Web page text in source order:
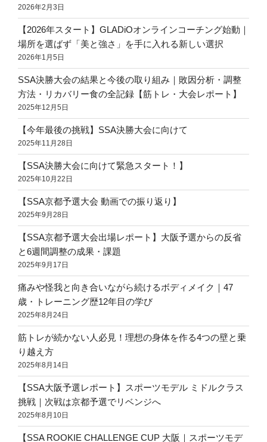
2026年2月3日
【2026年スタート】GLADiOオンラインコーチング始動｜
場所を選ばず「美と強さ」を手に入れる新しい選択
2026年1月5日
SSA決勝大会の結果と今後の取り組み｜敗因分析・調整
方法・リカバリー食の全記録【筋トレ・大会レポート】
2025年12月5日
【今年最後の挑戦】SSA決勝大会に向けて
2025年11月28日
【SSA決勝大会に向けて緊急スタート！】
2025年10月22日
【SSA京都予選大会 動画での振り返り】
2025年9月28日
【SSA京都予選大会出場レポート】大阪予選からの反省
と6週間調整の成果・課題
2025年9月17日
痛みや怪我と向き合いながら続けるボディメイク｜47
歳・トレーニング歴12年目の学び
2025年8月24日
筋トレが続かない人必見！理想の身体を作る4つの壁と乗
り越え方
2025年8月14日
【SSA大阪予選レポート】スポーツモデル ミドルクラス
挑戦｜次戦は京都予選でリベンジへ
2025年8月10日
【SSA ROOKIE CHALLENGE CUP 大阪｜スポーツモデ